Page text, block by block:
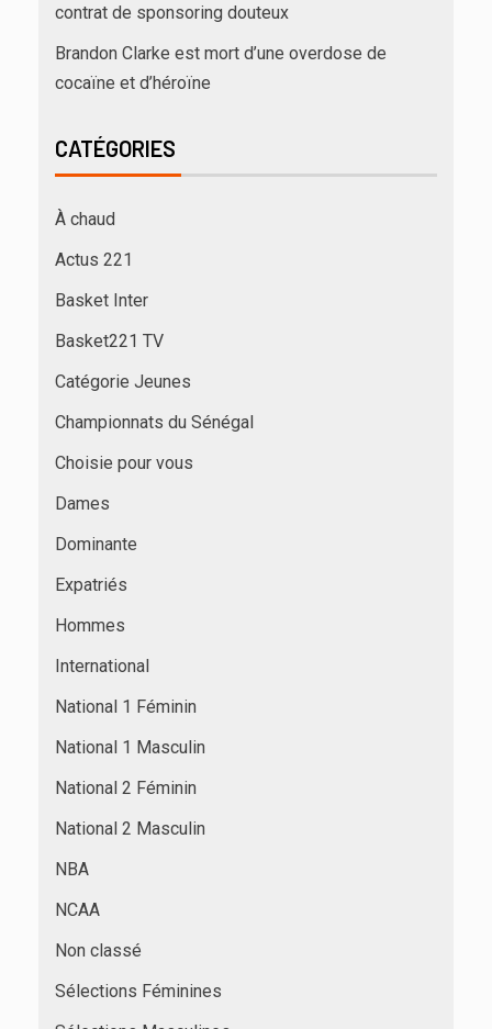
contrat de sponsoring douteux
Brandon Clarke est mort d’une overdose de
cocaïne et d’héroïne
CATÉGORIES
À chaud
Actus 221
Basket Inter
Basket221 TV
Catégorie Jeunes
Championnats du Sénégal
Choisie pour vous
Dames
Dominante
Expatriés
Hommes
International
National 1 Féminin
National 1 Masculin
National 2 Féminin
National 2 Masculin
NBA
NCAA
Non classé
Sélections Féminines